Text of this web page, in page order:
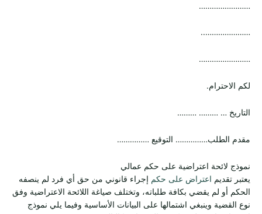
……………………
…………………..
……………………
لكم الاحترام.
التاريخ … ……… ………
مقدم الطلب…………… التوقيع ……………
نموذج لائحة اعتراضية على حكم عمالي
يعتبر تقديم اعتراض على حكم إجراء قانوني من حق أي فرد لم ينصفه
الحكم أو لم يقضي بكافة طلباته، وتختلف صياغة اللائحة الاعتراضية وفق
نوع القضية وينبغي اشتمالها على البيانات الأساسية وفيما يلي نموذج